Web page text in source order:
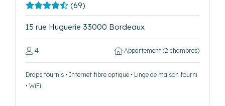
(69)
15 rue Huguerie 33000 Bordeaux
4 Appartement (2 chambres)
Draps fournis • Internet fibre optique • Linge de maison fourni
• WiFi